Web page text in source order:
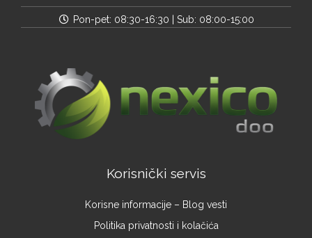
Pon-pet: 08:30-16:30 | Sub: 08:00-15:00
Korisnički servis
Korisne informacije – Blog vesti
Politika privatnosti i kolačića